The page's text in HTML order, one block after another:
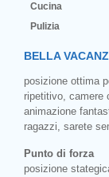
Cucina
Pulizia
BELLA
posizione ottima
ripetitivo, camere
animazione
ragazzi, sarete
Punto di forza
posizione